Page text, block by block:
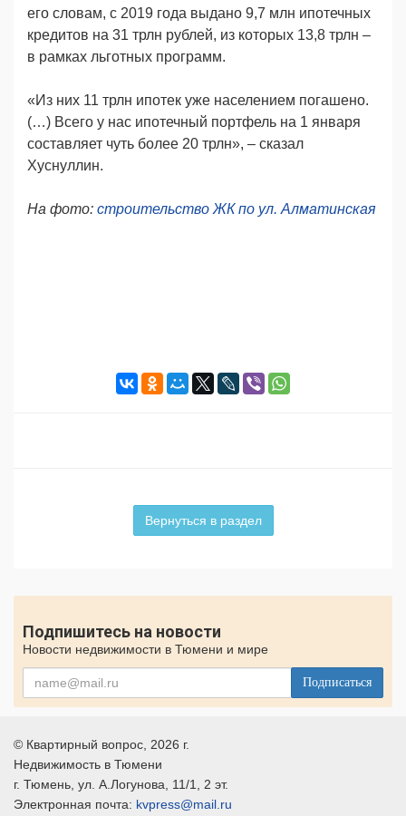
его словам, с 2019 года выдано 9,7 млн ипотечных
кредитов на 31 трлн рублей, из которых 13,8 трлн –
в рамках льготных программ.
«Из них 11 трлн ипотек уже населением погашено.
(…) Всего у нас ипотечный портфель на 1 января
составляет чуть более 20 трлн», – сказал
Хуснуллин.
На фото: строительство ЖК по ул. Алматинская
Вернуться в раздел
Подпишитесь на новости
Новости недвижимости в Тюмени и мире
Подписаться
© Квартирный вопрос , 2026 г.
Недвижимость в Тюмени
г. Тюмень , ул. А.Логунова, 11/1, 2 эт.
Электронная почта: kvpress@mail.ru